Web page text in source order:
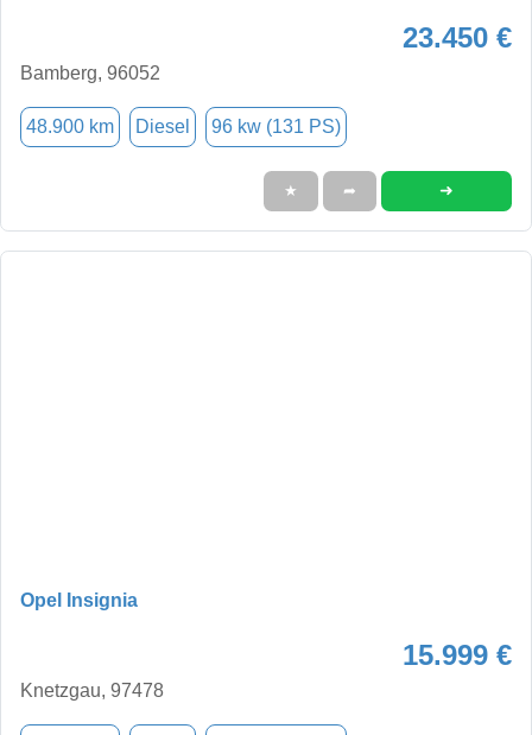
23.450 €
Bamberg, 96052
48.900 km Diesel 96 kw (131 PS)
★ ➦ ➜
Opel Insignia
15.999 €
Knetzgau, 97478